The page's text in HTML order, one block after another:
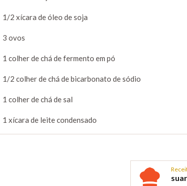
1/2 xícara de óleo de soja
3 ovos
1 colher de chá de fermento em pó
1/2 colher de chá de bicarbonato de sódio
1 colher de chá de sal
1 xícara de leite condensado